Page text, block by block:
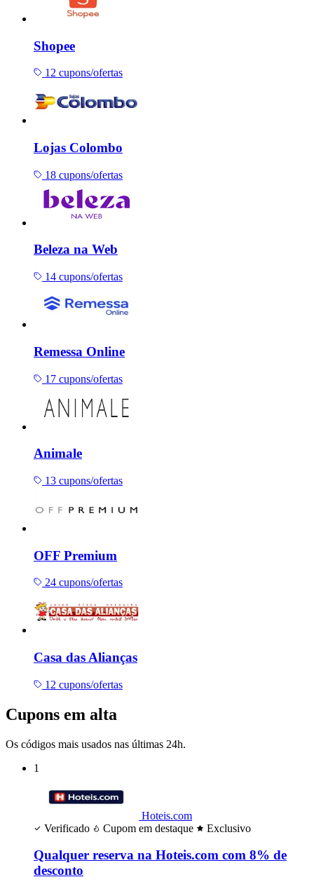
Shopee
12 cupons/ofertas
Lojas Colombo
18 cupons/ofertas
Beleza na Web
14 cupons/ofertas
Remessa Online
17 cupons/ofertas
Animale
13 cupons/ofertas
OFF Premium
24 cupons/ofertas
Casa das Alianças
12 cupons/ofertas
Cupons em alta
Os códigos mais usados nas últimas 24h.
1
Hoteis.com
Verificado
Cupom em destaque Exclusivo
Qualquer reserva na Hoteis.com com 8% de
desconto